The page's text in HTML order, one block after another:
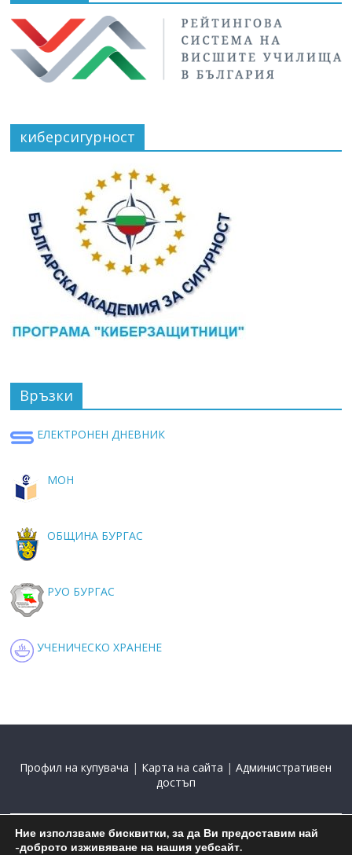
киберсигурност
Връзки
ЕЛЕКТРОНЕН ДНЕВНИК
МОН
ОБЩИНА БУРГАС
РУО БУРГАС
УЧЕНИЧЕСКО ХРАНЕНЕ
Профил на купувача | Карта на сайта |Административен
достъп
2015-2025 С подкрепата наНиколай Комнев
Ние използваме бисквитки, за да Ви предоставим най
-доброто изживяване на нашия уебсайт.